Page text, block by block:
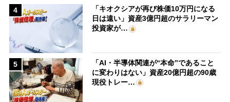
4
「キオクシアが再び株価10万円になる
日は遠い」資産3億円超のサラリーマン
投資家が…
5
「AI・半導体関連が“本命”であること
に変わりはない」資産20億円超の90歳
現役トレー…